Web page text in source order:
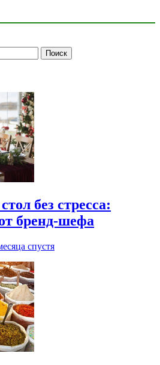
без стресса:
бренд-шефа
спустя